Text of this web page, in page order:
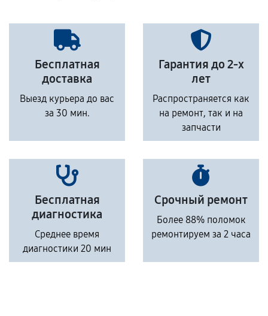
Бесплатная
доставка
Выезд курьера до вас
за 30 мин.
Гарантия до 2-х
лет
Распространяется как
на ремонт, так и на
запчасти
Бесплатная
диагностика
Среднее время
диагностики 20 мин
Срочный ремонт
Более 88% поломок
ремонтируем за 2 часа